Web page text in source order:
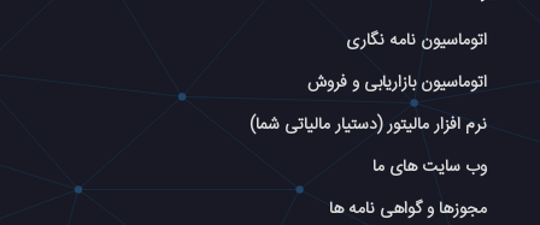
اتوماسیون نامه نگاری
اتوماسیون بازاریابی و فروش
نرم افزار مالیتور (دستیار مالیاتی شما)
وب سایت های ما
مجوزها و گواهی نامه ها